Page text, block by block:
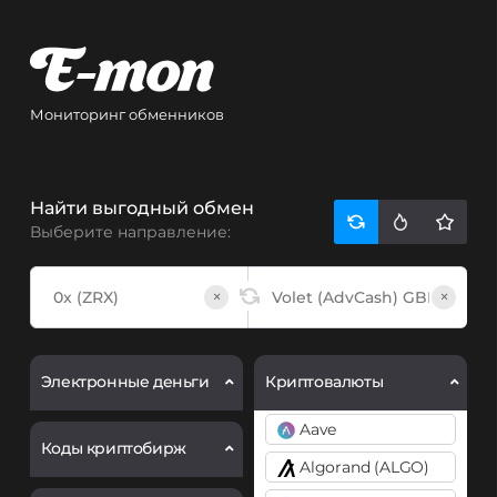
Мониторинг обменников
Найти выгодный обмен
Выберите направление:
× ×
Электронные деньги
Коды криптобирж
Криптовалюты
Aave
Algorand (ALGO)